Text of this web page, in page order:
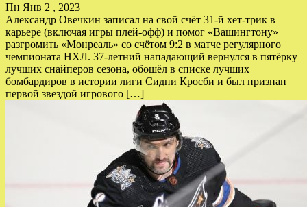
Пн Янв 2 , 2023
Александр Овечкин записал на свой счёт 31-й хет-трик в
карьере (включая игры плей-офф) и помог «Вашингтону»
разгромить «Монреаль» со счётом 9:2 в матче регулярного
чемпионата НХЛ. 37-летний нападающий вернулся в пятёрку
лучших снайперов сезона, обошёл в списке лучших
бомбардиров в истории лиги Сидни Кросби и был признан
первой звездой игрового […]